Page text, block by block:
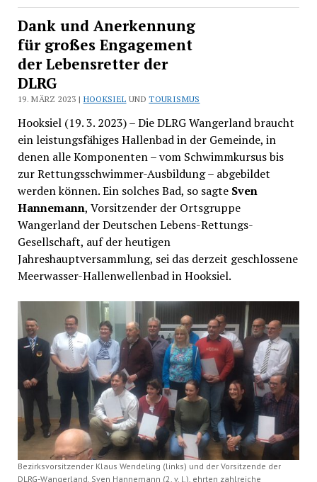
Dank und Anerkennung
für großes Engagement
der Lebensretter der
DLRG
19. MÄRZ 2023 | HOOKSIEL UNDTOURISMUS
Hooksiel (19. 3. 2023) – Die DLRG Wangerland braucht
ein leistungsfähiges Hallenbad in der Gemeinde, in
denen alle Komponenten – vom Schwimmkursus bis
zur Rettungsschwimmer-Ausbildung – abgebildet
werden können. Ein solches Bad, so sagte Sven
Hannemann, Vorsitzender der Ortsgruppe
Wangerland der Deutschen Lebens-Rettungs-
Gesellschaft, auf der heutigen
Jahreshauptversammlung, sei das derzeit geschlossene
Meerwasser-Hallenwellenbad in Hooksiel.
Bezirksvorsitzender Klaus Wendeling (links) und der Vorsitzende der
DLRG-Wangerland, Sven Hannemann (2. v. l.), ehrten zahlreiche